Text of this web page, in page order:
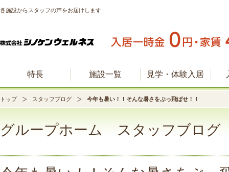
各施設からスタッフの声をお届けします
特長 施設一覧 見学・体験入居
トップ スタッフブログ 今年も暑い！！そんな暑さをぶっ飛ばせ！！
グループホーム スタッフブログ